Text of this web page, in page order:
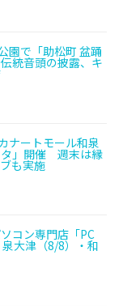
園で「助松町 盆踊
統音頭の披露、キ
ナートモール和泉
タ」開催 週末は縁
も実施
コン専門店「PC
大津（8/8）・和